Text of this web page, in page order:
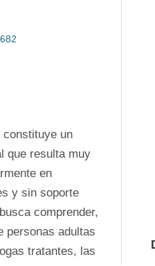
constituye un
que resulta muy
en
y sin soporte
comprender,
personas adultas
tratantes, las